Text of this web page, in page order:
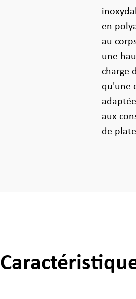
en
au
une
charge
qu'une
aux
de